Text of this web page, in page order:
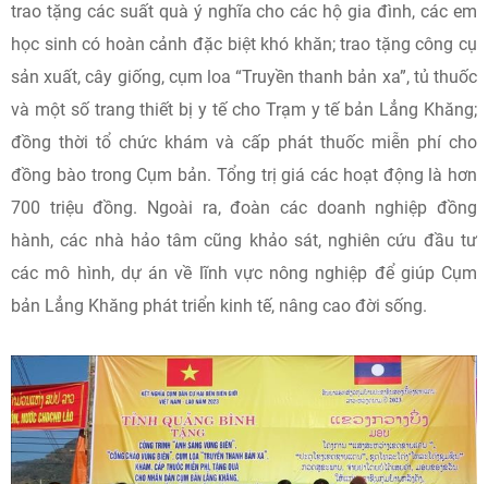
trao tặng các suất quà ý nghĩa cho các hộ gia đình, các em
học sinh có hoàn cảnh đặc biệt khó khăn; trao tặng công cụ
sản xuất, cây giống, cụm loa “Truyền thanh bản xa”, tủ thuốc
và một số trang thiết bị y tế cho Trạm y tế bản Lẳng Khăng;
đồng thời tổ chức khám và cấp phát thuốc miễn phí cho
đồng bào trong Cụm bản. Tổng trị giá các hoạt động là hơn
700 triệu đồng. Ngoài ra, đoàn các doanh nghiệp đồng
hành, các nhà hảo tâm cũng khảo sát, nghiên cứu đầu tư
các mô hình, dự án về lĩnh vực nông nghiệp để giúp Cụm
bản Lẳng Khăng phát triển kinh tế, nâng cao đời sống.